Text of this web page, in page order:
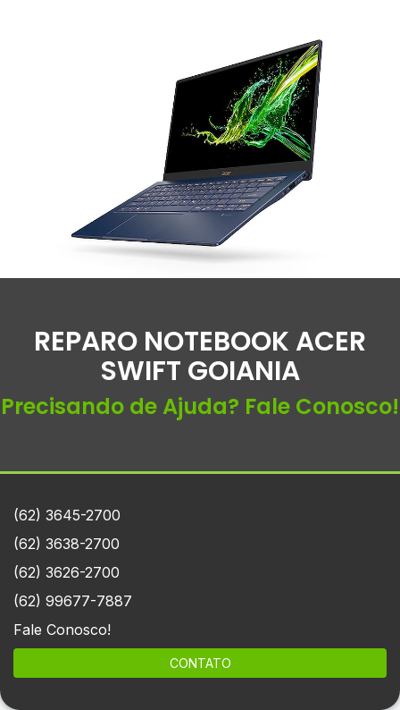
REPARO NOTEBOOK ACER
SWIFT GOIANIA
Precisando de Ajuda? Fale Conosco!
(62) 3645-2700
(62) 3638-2700
(62) 3626-2700
(62) 99677-7887
Fale Conosco!
CONTATO